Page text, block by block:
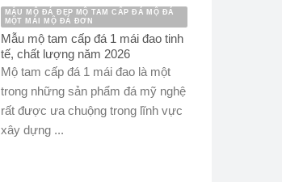
MẪU MỘ ĐÁ ĐẸP MỘ TAM CẤP ĐÁ MỘ ĐÁ
MỘT MÁI MỘ ĐÁ ĐƠN
Mẫu mộ tam cấp đá 1 mái đao tinh
tế, chất lượng năm 2026
Mộ tam cấp đá 1 mái đao là một
trong những sản phẩm đá mỹ nghệ
rất được ưa chuộng trong lĩnh vực
xây dựng ...